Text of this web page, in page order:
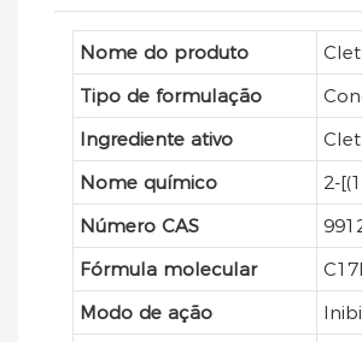
Nome do produto
Tipo de formulação
Ingrediente ativo
Nome químico
2-
Número CAS
Fórmula molecular
Modo de ação